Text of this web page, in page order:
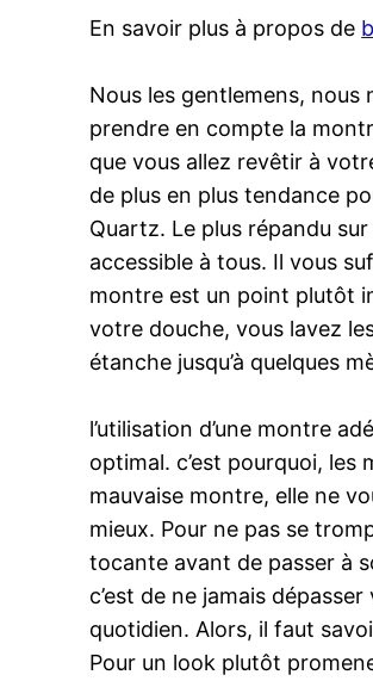
En savoir plus à propos de
Nous les gentlemens, nous
prendre en compte la
que vous allez revêtir à
de plus en plus tendance
Quartz. Le plus répandu
accessible à tous. Il vous
montre est un point plutôt
votre douche, vous lavez
étanche jusqu’à quelques
l’utilisation d’une montre
optimal. c’est pourquoi,
mauvaise montre, elle ne
mieux. Pour ne pas se
tocante avant de passer à
c’est de ne jamais
quotidien. Alors, il faut
Pour un look plutôt